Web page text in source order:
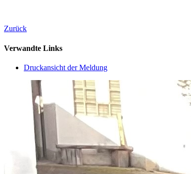
Zurück
Verwandte Links
Druckansicht der Meldung